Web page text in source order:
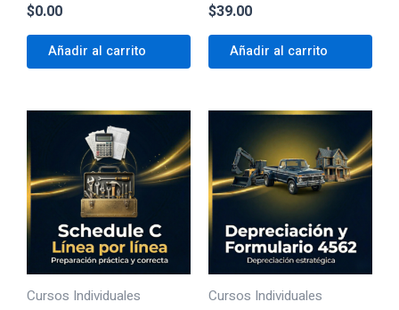
para Elegir Bien
$0.00
Añadir al carrito
$39.00
Añadir al carrito
Cursos Individuales Cursos Individuales